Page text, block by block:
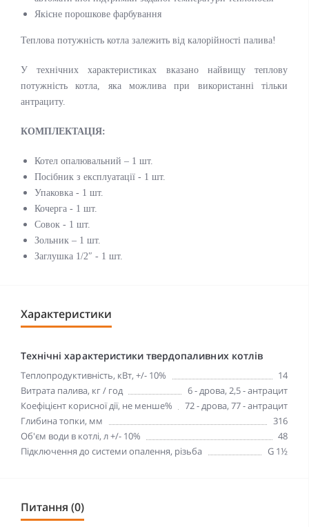
Якісне порошкове фарбування
Теплова потужність котла залежить від калорійності палива!
У технічних характеристиках вказано найвищу теплову
потужність котла, яка можлива при використанні тільки
антрациту.
КОМПЛЕКТАЦІЯ:
Котел опалювальний – 1 шт.
Посібник з експлуатації - 1 шт.
Упаковка - 1 шт.
Кочерга - 1 шт.
Совок - 1 шт.
Зольник – 1 шт.
Заглушка 1/2″ - 1 шт.
Характеристики
Технічні характеристики твердопаливних котлів
Теплопродуктивність, кВт, +/- 10%
14
Витрата палива, кг / год
6 - дрова, 2,5 - антрацит
Коефіцієнт корисної дії, не менше%
72 - дрова, 77 - антрацит
Глибина топки, мм
316
Об'єм води в котлі, л +/- 10%
48
Підключення до системи опалення, різьба
G 1½
Питання (0)